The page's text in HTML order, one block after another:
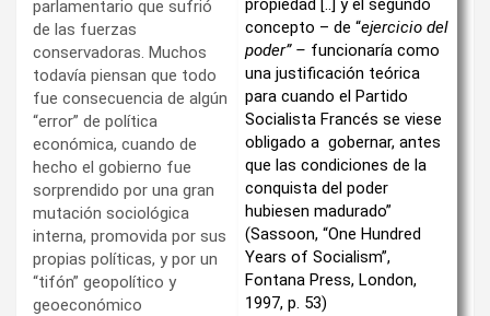
propiedad [..] y el segundo
concepto – de “ejercicio del
poder” – funcionaría como
una justificación teórica
para cuando el Partido
Socialista Francés se viese
obligado a gobernar, antes
que las condiciones de la
conquista del poder
hubiesen madurado”
(Sassoon, “One Hundred
Years of Socialism”,
Fontana Press, London,
1997, p. 53)
parlamentario que sufrió
de las fuerzas
conservadoras. Muchos
todavía piensan que todo
fue consecuencia de algún
“error” de política
económica, cuando de
hecho el gobierno fue
sorprendido por una gran
mutación sociológica
interna, promovida por sus
propias políticas, y por un
“tifón” geopolítico y
geoeconómico